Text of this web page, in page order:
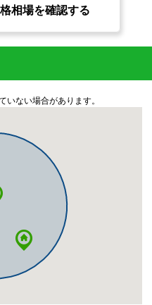
相場を確認する
ない場合があります。